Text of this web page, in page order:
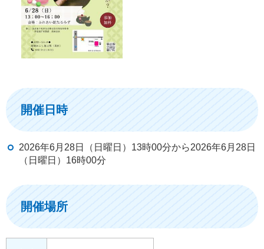
開催日時
2026年6月28日（日曜日）13時00分から2026年6月28日
（日曜日）16時00分
開催場所